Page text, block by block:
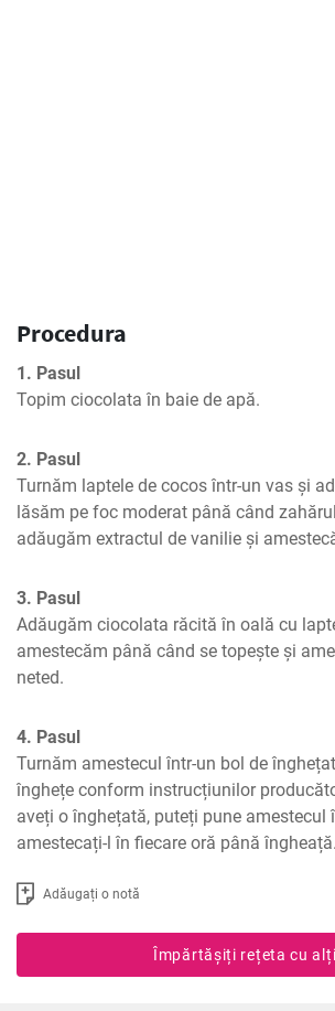
Procedura
1. Pasul
Topim ciocolata în baie de apă.
2. Pasul
Turnăm laptele de cocos într-un vas și
lăsăm pe foc moderat până când
adăugăm extractul de vanilie și
3. Pasul
Adăugăm ciocolata răcită în oală cu
amestecăm până când se topește și
neted.
4. Pasul
Turnăm amestecul într-un bol de
înghețe conform instrucțiunilor
aveți o înghețată, puteți pune amestecul
amestecați-l în fiecare oră până îngheață.
Adăugați o notă
Împărtășiți rețeta cu